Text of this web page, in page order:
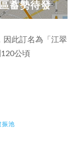
蓄勢待發
因此訂名為「江翠
公頃
振池